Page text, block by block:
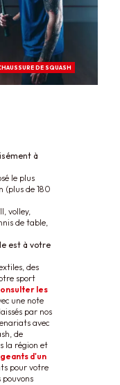
DE SQUASH
à
le plus
(plus de 180
volley,
de table,
est à votre
des
sport
les
une note
par nos
avec
de
la région et
d'un
pour votre